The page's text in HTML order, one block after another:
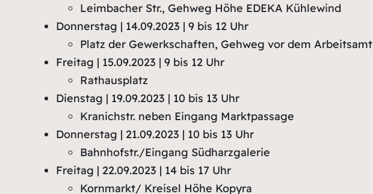
Leimbacher Str., Gehweg Höhe EDEKA Kühlewind
Donnerstag | 14.09.2023 | 9 bis 12 Uhr
Platz der Gewerkschaften, Gehweg vor dem Arbeitsamt
Freitag | 15.09.2023 | 9 bis 12 Uhr
Rathausplatz
Dienstag | 19.09.2023 | 10 bis 13 Uhr
Kranichstr. neben Eingang Marktpassage
Donnerstag | 21.09.2023 | 10 bis 13 Uhr
Bahnhofstr./Eingang Südharzgalerie
Freitag | 22.09.2023 | 14 bis 17 Uhr
Kornmarkt/ Kreisel Höhe Kopyra